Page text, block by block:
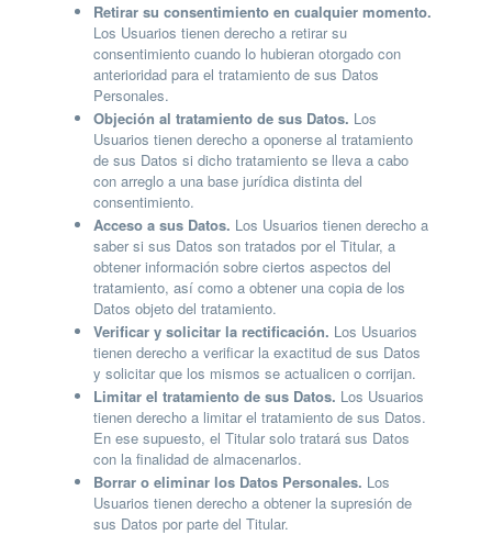
Retirar su consentimiento en cualquier momento.
Los Usuarios tienen derecho a retirar su
consentimiento cuando lo hubieran otorgado con
anterioridad para el tratamiento de sus Datos
Personales.
Objeción al tratamiento de sus Datos. Los
Usuarios tienen derecho a oponerse al tratamiento
de sus Datos si dicho tratamiento se lleva a cabo
con arreglo a una base jurídica distinta del
consentimiento.
Acceso a sus Datos. Los Usuarios tienen derecho a
saber si sus Datos son tratados por el Titular, a
obtener información sobre ciertos aspectos del
tratamiento, así como a obtener una copia de los
Datos objeto del tratamiento.
Verificar y solicitar la rectificación. Los Usuarios
tienen derecho a verificar la exactitud de sus Datos
y solicitar que los mismos se actualicen o corrijan.
Limitar el tratamiento de sus Datos. Los Usuarios
tienen derecho a limitar el tratamiento de sus Datos.
En ese supuesto, el Titular solo tratará sus Datos
con la finalidad de almacenarlos.
Borrar o eliminar los Datos Personales. Los
Usuarios tienen derecho a obtener la supresión de
sus Datos por parte del Titular.